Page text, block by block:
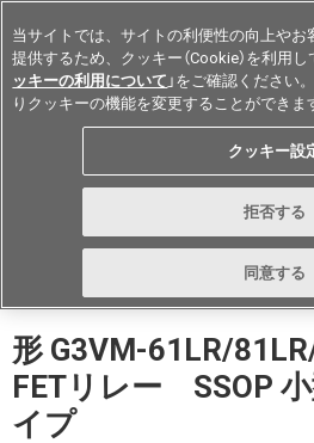
Japan
形 G3VM-61LR/
FETリレー SSOP
イプ
当サイトでは、サイトの利便性の向上や
提供するため、クッキー（Cookie）を利用し
ッキーの利用について 」をご確認ください
りクッキーの機能を変更することができま
クッキー設
拒否する
同意する